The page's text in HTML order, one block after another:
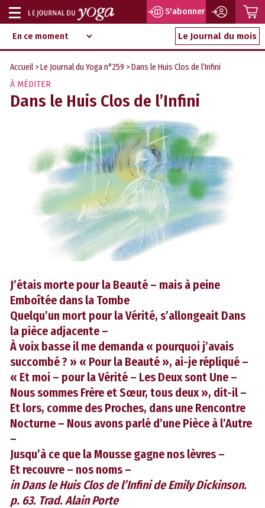
Aller
au
contenu
d‘information
indépendant
Afficher
ou
masquer
la
navigation
S'abonner
Le Journal du mois
Accueil >Le Journal du Yoga n°259 > Dans le Huis Clos de l’Infini
À MÉDITER
Dans le Huis Clos de l’Infini
J’étais morte pour la Beauté – mais à peine
Emboîtée dans la Tombe
Quelqu’un mort pour la Vérité, s’allongeait Dans
la pièce adjacente –
À voix basse il me demanda « pourquoi j’avais
succombé ? » « Pour la Beauté », ai-je répliqué –
« Et moi – pour la Vérité – Les Deux sont Une –
Nous sommes Frère et Sœur, tous deux », dit-il –
Et lors, comme des Proches, dans une Rencontre
Nocturne – Nous avons parlé d’une Pièce à l’Autre
–
Jusqu’à ce que la Mousse gagne nos lèvres –
Et recouvre – nos noms –
in Dans le Huis Clos de l’Infini de Emily Dickinson.
p. 63. Trad. Alain Porte